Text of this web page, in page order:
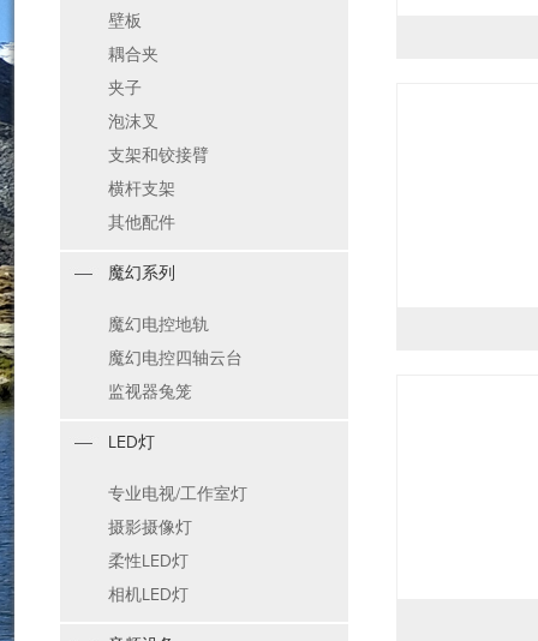
壁板
耦合夹
夹子
泡沫叉
支架和铰接臂
横杆支架
其他配件
魔幻系列
魔幻电控地轨
魔幻电控四轴云台
监视器兔笼
LED灯
专业电视/工作室灯
摄影摄像灯
柔性LED灯
相机LED灯